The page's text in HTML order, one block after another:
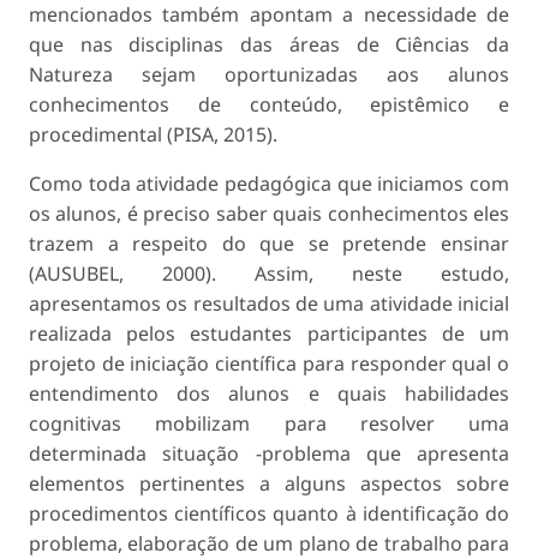
mencionados também apontam a necessidade de
que nas disciplinas das áreas de Ciências da
Natureza sejam oportunizadas aos alunos
conhecimentos de conteúdo, epistêmico e
procedimental (PISA, 2015).
Como toda atividade pedagógica que iniciamos com
os alunos, é preciso saber quais conhecimentos eles
trazem a respeito do que se pretende ensinar
(AUSUBEL, 2000). Assim, neste estudo,
apresentamos os resultados de uma atividade inicial
realizada pelos estudantes participantes de um
projeto de iniciação científica para responder qual o
entendimento dos alunos e quais habilidades
cognitivas mobilizam para resolver uma
determinada situação -problema que apresenta
elementos pertinentes a alguns aspectos sobre
procedimentos científicos quanto à identificação do
problema, elaboração de um plano de trabalho para